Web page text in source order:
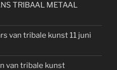
TRIBAAL METAAL
van tribale kunst 11 juni
van tribale kunst